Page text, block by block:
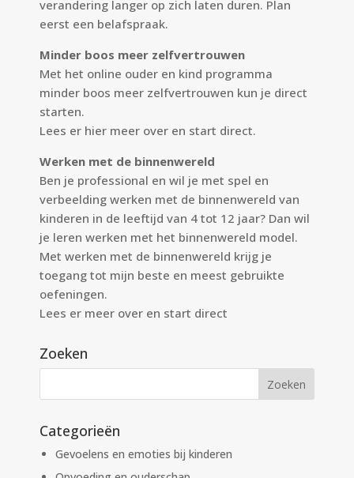
verandering langer op zich laten duren. Plan
eerst een belafspraak.
Minder boos meer zelfvertrouwen
Met het online ouder en kind programma
minder boos meer zelfvertrouwen kun je direct
starten.
Lees er hier meer over en start direct.
Werken met de binnenwereld
Ben je professional en wil je met spel en
verbeelding werken met de binnenwereld van
kinderen in de leeftijd van 4 tot 12 jaar? Dan wil
je leren werken met het binnenwereld model.
Met werken met de binnenwereld krijg je
toegang tot mijn beste en meest gebruikte
oefeningen.
Lees er meer over en start direct
Zoeken
Categorieën
Gevoelens en emoties bij kinderen